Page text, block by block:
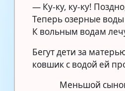
— Ку-ку, ку-ку!
Теперь озерные
К вольным водам
Бегут дети за
ковшик с водой ей
Меньшой